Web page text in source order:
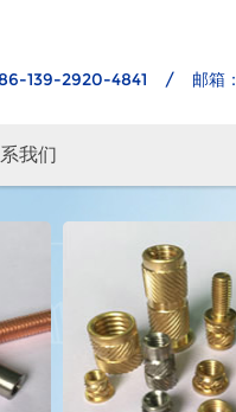
139-2920-4841 / 邮箱：
我们